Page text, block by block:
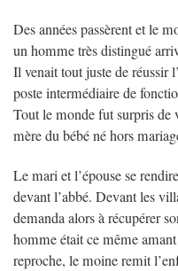
Des années passèrent et le
un homme très distingué
Il venait tout juste de réussir
poste intermédiaire de
Tout le monde fut surpris de
mère du bébé né hors
Le mari et l’épouse se
devant l’abbé. Devant les
demanda alors à récupérer
homme était ce même
reproche, le moine remit